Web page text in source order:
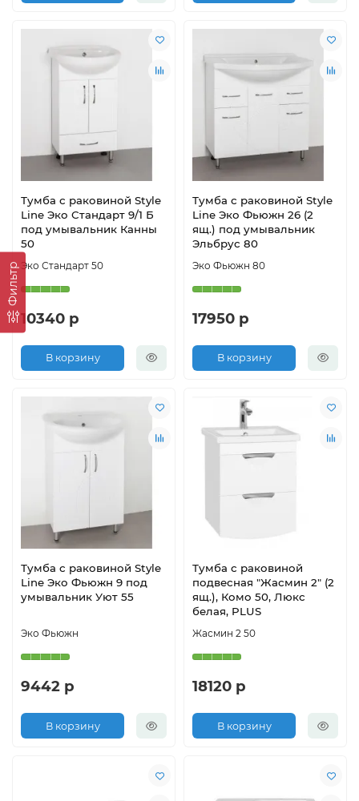
Фильтр
Тумба с раковиной Style
Line Эко Стандарт 9/1 Б
под умывальник Канны
50
Эко Стандарт 50
10340 р
В корзину
Тумба с раковиной Style
Line Эко Фьюжн 26 (2
ящ.) под умывальник
Эльбрус 80
Эко Фьюжн 80
17950 р
В корзину
Тумба с раковиной Style
Line Эко Фьюжн 9 под
умывальник Уют 55
Эко Фьюжн
9442 р
В корзину
Тумба с раковиной
подвесная "Жасмин 2" (2
ящ.), Комо 50, Люкс
белая, PLUS
Жасмин 2 50
18120 р
В корзину